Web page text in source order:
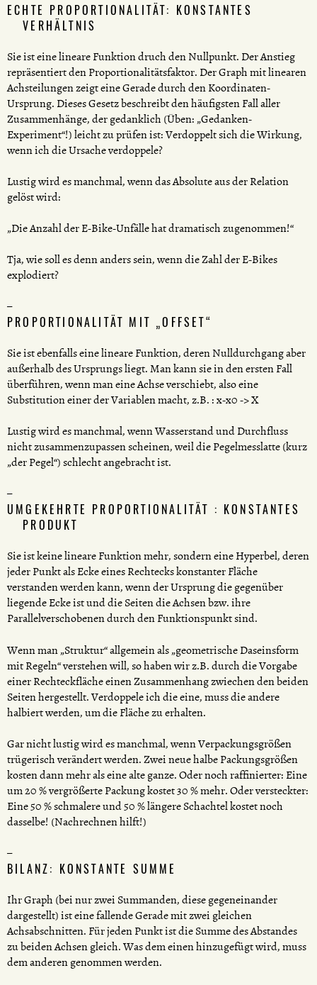
ECHTE PROPORTIONALITÄT: KONSTANTES
VERHÄLTNIS
Sie ist eine lineare Funktion druch den Nullpunkt. Der Anstieg
repräsentiert den Proportionalitätsfaktor. Der Graph mit linearen
Achsteilungen zeigt eine Gerade durch den Koordinaten-
Ursprung. Dieses Gesetz beschreibt den häufigsten Fall aller
Zusammenhänge, der gedanklich (Üben: „Gedanken-
Experiment“!) leicht zu prüfen ist: Verdoppelt sich die Wirkung,
wenn ich die Ursache verdoppele?
Lustig wird es manchmal, wenn das Absolute aus der Relation
gelöst wird:
„Die Anzahl der E-Bike-Unfälle hat dramatisch zugenommen!“
Tja, wie soll es denn anders sein, wenn die Zahl der E-Bikes
explodiert?
PROPORTIONALITÄT MIT „OFFSET“
Sie ist ebenfalls eine lineare Funktion, deren Nulldurchgang aber
außerhalb des Ursprungs liegt. Man kann sie in den ersten Fall
überführen, wenn man eine Achse verschiebt, also eine
Substitution einer der Variablen macht, z.B. : x-x0 -> X
Lustig wird es manchmal, wenn Wasserstand und Durchfluss
nicht zusammenzupassen scheinen, weil die Pegelmesslatte (kurz
„der Pegel“) schlecht angebracht ist.
UMGEKEHRTE PROPORTIONALITÄT : KONSTANTES
PRODUKT
Sie ist keine lineare Funktion mehr, sondern eine Hyperbel, deren
jeder Punkt als Ecke eines Rechtecks konstanter Fläche
verstanden werden kann, wenn der Ursprung die gegenüber
liegende Ecke ist und die Seiten die Achsen bzw. ihre
Parallelverschobenen durch den Funktionspunkt sind.
Wenn man „Struktur“ allgemein als „geometrische Daseinsform
mit Regeln“ verstehen will, so haben wir z.B. durch die Vorgabe
einer Rechteckfläche einen Zusammenhang zwiechen den beiden
Seiten hergestellt. Verdoppele ich die eine, muss die andere
halbiert werden, um die Fläche zu erhalten.
Gar nicht lustig wird es manchmal, wenn Verpackungsgrößen
trügerisch verändert werden. Zwei neue halbe Packungsgrößen
kosten dann mehr als eine alte ganze. Oder noch raffinierter: Eine
um 20 % vergrößerte Packung kostet 30 % mehr. Oder versteckter:
Eine 50 % schmalere und 50 % längere Schachtel kostet noch
dasselbe! (Nachrechnen hilft!)
BILANZ: KONSTANTE SUMME
Ihr Graph (bei nur zwei Summanden, diese gegeneinander
dargestellt) ist eine fallende Gerade mit zwei gleichen
Achsabschnitten. Für jeden Punkt ist die Summe des Abstandes
zu beiden Achsen gleich. Was dem einen hinzugefügt wird, muss
dem anderen genommen werden.